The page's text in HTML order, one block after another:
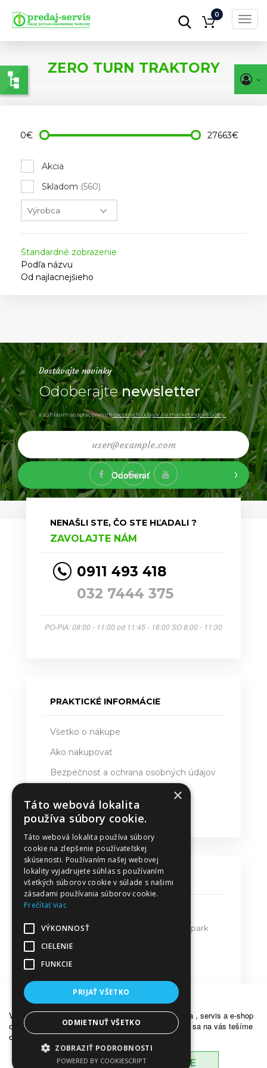
Skočiť
hlavný
obsah
0
ZERO TURN TRAKTORY
0€ 27663€
Akcia
Skladom (560)
Štandardné zobrazenie
Podľa názvu
Od najlacnejšieho
Dostávajte novinky
Odoberajtenewsletter
a súhlasim so spracovaním osobných údajov na marketingové účely.
Odoberať
NENAŠLI STE, ČO STE HĽADALI ?
ZAVOLAJTE NÁM
0911 493 418
032 7444 375
PO-PIA: 08:00 - 11:00 od 11:45 - 16:00 SO 8:00 - 11:30
PRAKTICKÉ INFORMÁCIE
Všetko o nákupe
Ako nakupovať
Bezpečnosť a ochrana osobných údajov
Obchodné podmienky
KONTAKT
Bratislavská ulica 579, Priemyselný park
911 05 Trenčín
mpt@mpt.sk
dakr@mpt.sk
© 2017 Všetky práva vyhradené |
OZNÁMENIE
Vážení zákazníci, z dôvodu dovolenky bude predajňa , servis a e-shop
od 18.7.2026 do 26.7.2026 ZATVORENÝ . Opätovne sa na vás tešíme
od pondelka 27.7.2026. Ďakujeme za porozumenie .
BERIEM NA VEDOMIE
×
Táto webová lokalita
používa súbory cookie.
Táto webová lokalita používa súbory
cookie na zlepšenie používateľskej
skúsenosti. Používaním našej webovej
lokality vyjadrujete súhlas s používaním
všetkých súborov cookie v súlade s našimi
zásadami používania súborov cookie.
Prečítať viac
VÝKONNOSŤ
CIELENIE
FUNKCIE
PRIJAŤ VŠETKO
ODMIETNUŤ VŠETKO
ZOBRAZIŤ PODROBNOSTI
POWERED BY COOKIESCRIPT